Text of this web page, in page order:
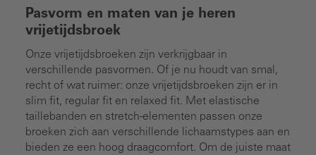
Pasvorm en maten van je heren
vrijetijdsbroek
Onze vrijetijdsbroeken zijn verkrijgbaar in
verschillende pasvormen. Of je nu houdt van smal,
recht of wat ruimer: onze vrijetijdsbroeken zijn er in
slim fit, regular fit en relaxed fit. Met elastische
taillebanden en stretch-elementen passen onze
broeken zich aan verschillende lichaamstypes aan en
bieden ze een hoog draagcomfort. Om de juiste maat